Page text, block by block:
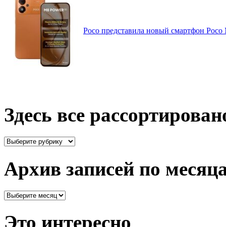
Poco представила новый смартфон
Здесь все
Здесь
Архив записей по
Архив
месяцам
Это интересно